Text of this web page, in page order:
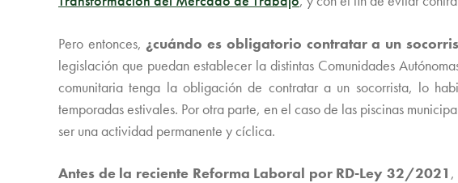
Pero entonces, ¿cuándo es obligatorio contratar a un
legislación que puedan establecer la distintas Comunidades
comunitaria tenga la obligación de contratar a un socorrista, lo
temporadas estivales. Por otra parte, en el caso de las piscinas
ser una actividad permanente y cíclica.
Antes de la reciente Reforma Laboral por RD-Ley 32/2021 ,